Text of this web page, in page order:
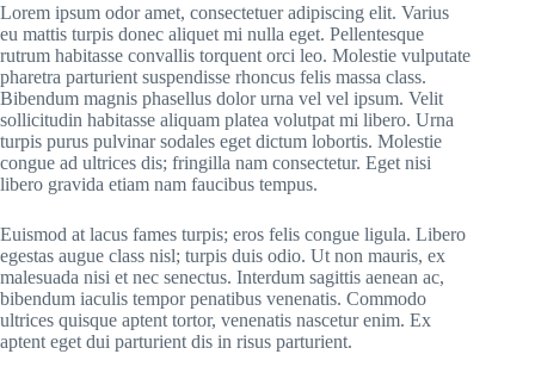
Lorem ipsum odor amet, consectetuer adipiscing elit. Varius
eu mattis turpis donec aliquet mi nulla eget. Pellentesque
rutrum habitasse convallis torquent orci leo. Molestie vulputate
pharetra parturient suspendisse rhoncus felis massa class.
Bibendum magnis phasellus dolor urna vel vel ipsum. Velit
sollicitudin habitasse aliquam platea volutpat mi libero. Urna
turpis purus pulvinar sodales eget dictum lobortis. Molestie
congue ad ultrices dis; fringilla nam consectetur. Eget nisi
libero gravida etiam nam faucibus tempus.
Euismod at lacus fames turpis; eros felis congue ligula. Libero
egestas augue class nisl; turpis duis odio. Ut non mauris, ex
malesuada nisi et nec senectus. Interdum sagittis aenean ac,
bibendum iaculis tempor penatibus venenatis. Commodo
ultrices quisque aptent tortor, venenatis nascetur enim. Ex
aptent eget dui parturient dis in risus parturient.